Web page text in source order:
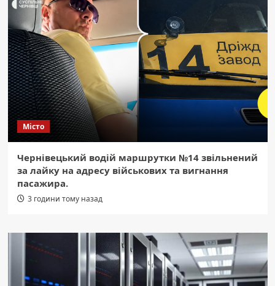
Місто
Чернівецький водій маршрутки №14 звільнений
за лайку на адресу військових та вигнання
пасажира.
3 години тому назад